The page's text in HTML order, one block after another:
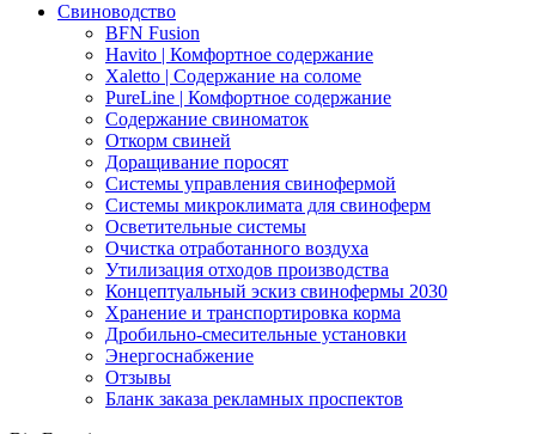
Свиноводство
BFN Fusion
Havito | Комфортное содержание
Xaletto | Содержание на соломе
PureLine | Комфортное содержание
Содержание свиноматок
Откорм свиней
Доращивание поросят
Системы управления свинофермой
Системы микроклимата для свиноферм
Осветительные системы
Очистка отработанного воздуха
Утилизация отходов производства
Концептуальный эскиз свинофермы 2030
Хранение и транспортировка корма
Дробильно-смесительные установки
Энергоснабжение
Отзывы
Бланк заказа рекламных проспектов